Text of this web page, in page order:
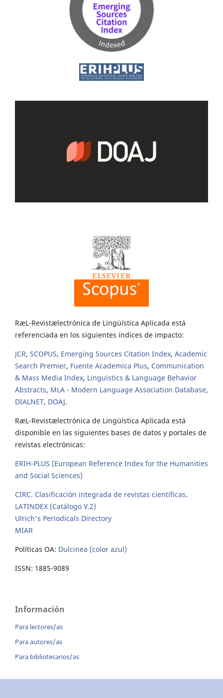
RæL-Revistælectrónica de Lingüística Aplicada está
referenciada en los siguientes índices de impacto:
JCR, SCOPUS, Emerging Sources Citation Index, Academic
Search Premier, Fuente Academica Plus, Communication
& Mass Media Index, Linguistics & Language Behavior
Abstracts, MLA - Modern Language Association Database,
DIALNET, DOAJ.
RæL-Revistælectrónica de Lingüística Aplicada está
disponible en las siguientes bases de datos y portales de
revistas electrónicas:
ERIH-PLUS (European Reference Index for the Humanities
and Social Sciences)
CIRC. Clasificación integrada de revistas científicas.
LATINDEX (Catálogo V.2)
Ulrich's Periodicals Directory
MIAR
Políticas OA: Dulcinea (color azul)
ISSN: 1885-9089
Información
Para lectores/as
Para autores/as
Para bibliotecarios/as